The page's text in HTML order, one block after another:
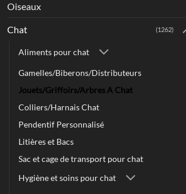
Oiseaux
Chat (1262)
Aliments pour chat
Gamelles/Biberons/Distributeurs
Jouets/Griffoirs/Arbres A Chat
Colliers/Harnais Chat
Pendentif Personnalisé
Litières et Bacs
Sac et cage de transport pour chat
Hygiène et soins pour chat